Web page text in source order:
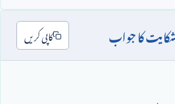
کا جواب کاپی کریں